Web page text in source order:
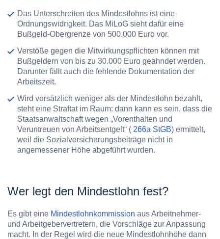
Das Unterschreiten des Mindestlohns ist eine
Ordnungswidrigkeit. Das MiLoG sieht dafür eine
Bußgeld-Obergrenze von 500.000 Euro vor.
Verstöße gegen die Mitwirkungspflichten können mit
Bußgeldern von bis zu 30.000 Euro geahndet werden.
Darunter fällt auch die fehlende Dokumentation der
Arbeitszeit.
Wird vorsätzlich weniger als der Mindestlohn bezahlt,
steht eine Straftat im Raum: dann kann es sein, dass die
Staatsanwaltschaft wegen „Vorenthalten und
Veruntreuen von Arbeitsentgelt“ ( 266a StGB) ermittelt,
weil die Sozialversicherungsbeiträge nicht in
angemessener Höhe abgeführt wurden.
Wer legt den Mindestlohn fest?
Es gibt eine Mindestlohnkommission aus Arbeitnehmer-
und Arbeitgebervertretern, die Vorschläge zur Anpassung
macht. In der Regel wird die neue Mindestlohnhöhe dann